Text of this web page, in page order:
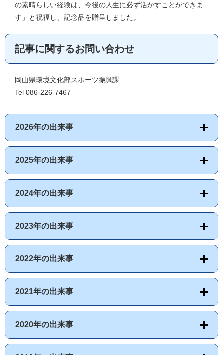
の素晴らしい経験は、今後の人生に必ず活かすことができま
す」と祝福し、記念品を贈呈しました。
記事に関するお問い合わせ
岡山県環境文化部スポーツ振興課
Tel 086-226-7467
2026年の出来事
2025年の出来事
2024年の出来事
2023年の出来事
2022年の出来事
2021年の出来事
2020年の出来事